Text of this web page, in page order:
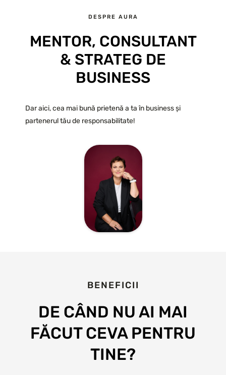
DESPRE AURA
MENTOR, CONSULTANT
& STRATEG DE
BUSINESS
Dar aici, cea mai bună prietenă a ta în business și
partenerul tău de responsabilitate!
BENEFICII
DE CÂND NU AI MAI
FĂCUT CEVA PENTRU
TINE?